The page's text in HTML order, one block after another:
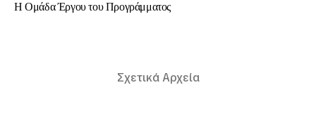
Η Ομάδα Έργου του Προγράμματος
Σχετικά Αρχεία